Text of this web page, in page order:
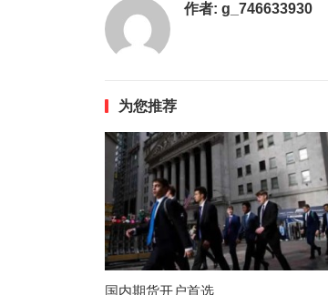
作者: g_746633930
为您推荐
国内期货开户首选